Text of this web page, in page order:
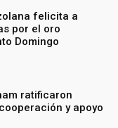
felicita a
por el oro
Domingo
ratificaron
y apoyo